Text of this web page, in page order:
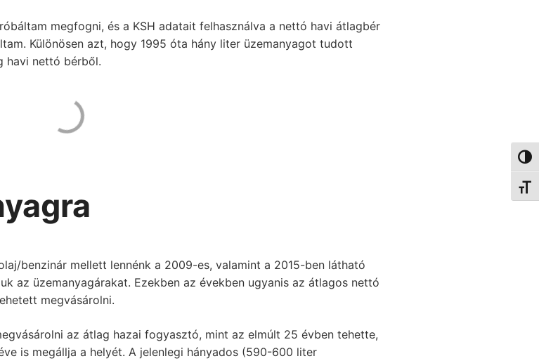
megfogni, és a KSH adatait felhasználva a nettó havi átlagbér
Különösen azt, hogy 1995 óta hány liter üzemanyagot tudott
havi nettó bérből.
benzinár mellett lennénk a 2009-es, valamint a 2015-ben látható
az üzemanyagárakat. Ezekben az években ugyanis az átlagos nettó
megvásárolni.
az átlag hazai fogyasztó, mint az elmúlt 25 évben tehette,
is megállja a helyét. A jelenlegi hányados (590-600 liter